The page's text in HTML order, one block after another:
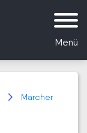
Menü
Marcher